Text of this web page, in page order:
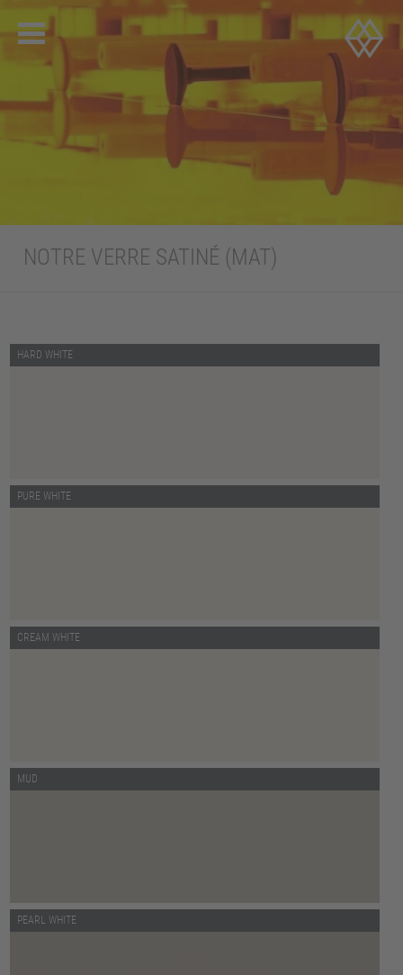
NOTRE VERRE SATINÉ (MAT)
HARD WHITE
PURE WHITE
CREAM WHITE
MUD
PEARL WHITE